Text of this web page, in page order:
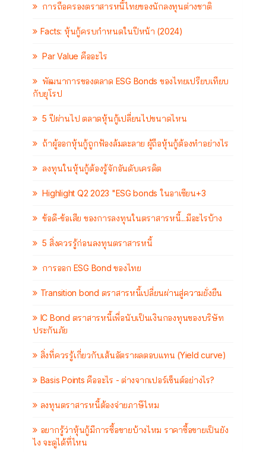
การถือครองตราสารหนี้ไทยของนักลงทุนต่างชาติ
Facts: หุ้นกู้ครบกำหนดในปีหน้า (2024)
Par Value คืออะไร
พัฒนาการของตลาด ESG Bonds ของไทยเปรียบเทียบ
กับยุโรป
5 ปีผ่านไป ตลาดหุ้นกู้เปลี่ยนไปขนาดไหน
ถ้าผู้ออกหุ้นกู้ถูกฟ้องล้มละลาย ผู้ถือหุ้นกู้ต้องทำอย่างไร
ลงทุนในหุ้นกู้ต้องรู้จักอันดับเครดิต
Highlight Q2 2023 "ESG bonds ในอาเซียน+3
ข้อดี-ข้อเสีย ของการลงทุนในตราสารหนี้...มีอะไรบ้าง
5 สิ่งควรรู้ก่อนลงทุนตราสารหนี้
การออก ESG Bond ของไทย
Transition bond ตราสารหนี้เปลี่ยนผ่านสู่ความยั่งยืน
IC Bond ตราสารหนี้เพื่อนับเป็นเงินกองทุนของบริษัท
ประกันภัย
สิ่งที่ควรรู้เกี่ยวกับเส้นอัตราผลตอบแทน (Yield curve)
Basis Points คืออะไร - ต่างจากเปอร์เซ็นต์อย่างไร?
ลงทุนตราสารหนี้ต้องจ่ายภาษีไหม
อยากรู้ว่าหุ้นกู้มีการซื้อขายบ้างไหม ราคาซื้อขายเป็นยัง
ไง จะดูได้ที่ไหน